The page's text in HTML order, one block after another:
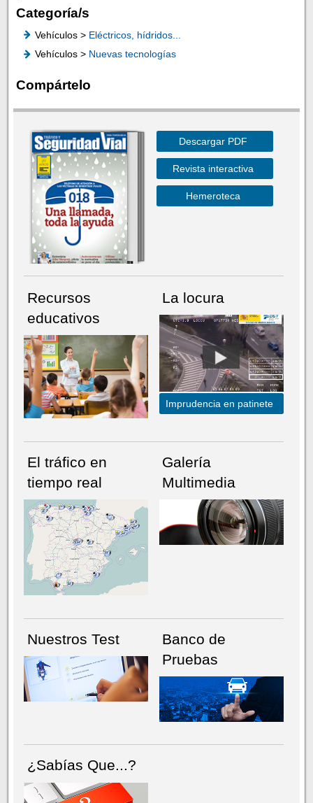
Categoría/s
Vehículos > Eléctricos, hídridos...
Vehículos > Nuevas tecnologías
Compártelo
NÚMERO ACTUALHEMEROTECA
Descargar PDF
Revista interactiva
Hemeroteca
Recursos
educativos
La locura
Imprudencia en patinete
El tráfico en
tiempo real
Galería
Multimedia
Nuestros Test
Banco de
Pruebas
¿Sabías Que...?